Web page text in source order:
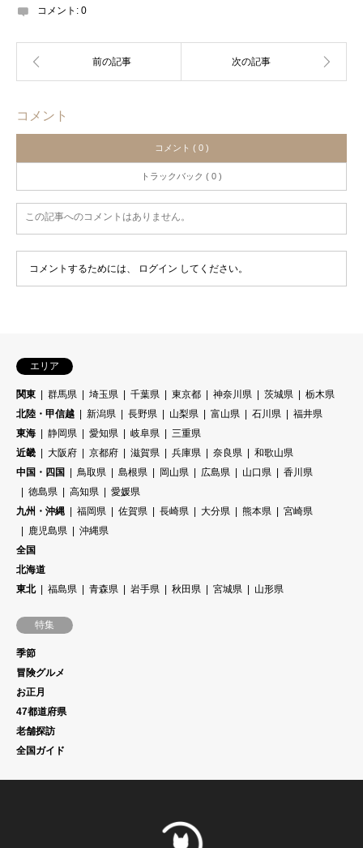
コメント: 0
コメント
コメント ( 0 )
トラックバック ( 0 )
この記事へのコメントはありません。
コメントするためには、 ログイン してください。
エリア
関東 群馬県 埼玉県 千葉県 東京都 神奈川県 茨城県
栃木県
北陸・甲信越
新潟県 長野県 山梨県 富山県 石川県
福井県
東海
静岡県 愛知県 岐阜県
三重県
近畿
大阪府 京都府 滋賀県 兵庫県 奈良県
和歌山県
中国・四国
鳥取県 島根県 岡山県 広島県 山口県
香川県
徳島県
高知県
愛媛県
九州・沖縄
福岡県 佐賀県 長崎県 大分県 熊本県
宮崎県
鹿児島県
沖縄県
全国
北海道
東北
福島県 青森県 岩手県 秋田県 宮城県 山形県
特集
季節
冒険グルメ
お正月
47都道府県
老舗探訪
全国ガイド